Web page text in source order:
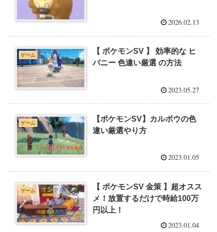
2026.02.13
ゲーム
【 ポケモンSV 】 効率的な ヒ
バニー 色違い厳選 の方法
2023.05.27
ゲーム
【ポケモンSV】カルボウの色
違い厳選やり方
2023.01.05
ゲーム
【 ポケモンSV 金策 】超オスス
メ！放置するだけで時給100万
円以上！
2023.01.04